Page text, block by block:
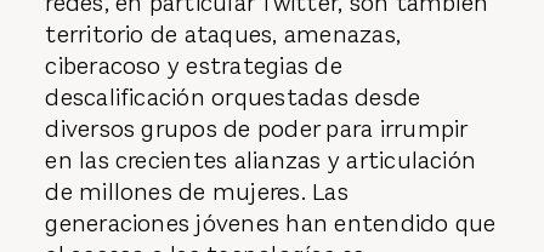
territorio de ataques, amenazas,
ciberacoso y estrategias de
descalificación orquestadas desde
diversos grupos de poder para irrumpir
en las crecientes alianzas y articulación
de millones de mujeres. Las
generaciones jóvenes han enten­dido que